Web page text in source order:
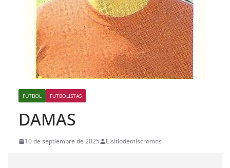
FÚTBOL FUTBOLISTAS
DAMAS
10 de septiembre de 2025 Elsitiodemiscromos